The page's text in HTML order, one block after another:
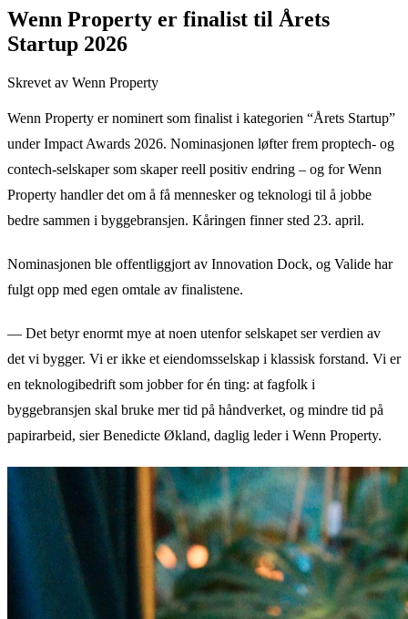
Wenn Property er finalist til Årets
Startup 2026
Skrevet av Wenn Property
Wenn Property er nominert som finalist i kategorien “Årets Startup”
under Impact Awards 2026. Nominasjonen løfter frem proptech- og
contech-selskaper som skaper reell positiv endring – og for Wenn
Property handler det om å få mennesker og teknologi til å jobbe
bedre sammen i byggebransjen. Kåringen finner sted 23. april.
Nominasjonen ble offentliggjort av Innovation Dock, og Valide har
fulgt opp med egen omtale av finalistene.
— Det betyr enormt mye at noen utenfor selskapet ser verdien av
det vi bygger. Vi er ikke et eiendomsselskap i klassisk forstand. Vi er
en teknologibedrift som jobber for én ting: at fagfolk i
byggebransjen skal bruke mer tid på håndverket, og mindre tid på
papirarbeid, sier Benedicte Økland, daglig leder i Wenn Property.